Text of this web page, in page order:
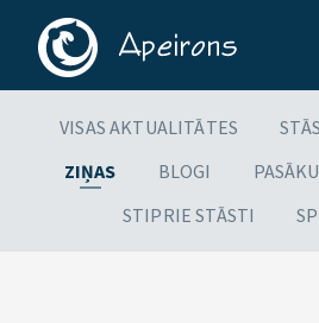
VISAS AKTUALITĀTES
ZIŅAS
BLOGI
STIPRIE STĀSTI